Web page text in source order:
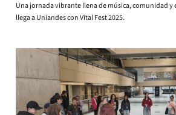
Una jornada vibrante llena de música, comunidad y
llega a Uniandes con Vital Fest 2025.